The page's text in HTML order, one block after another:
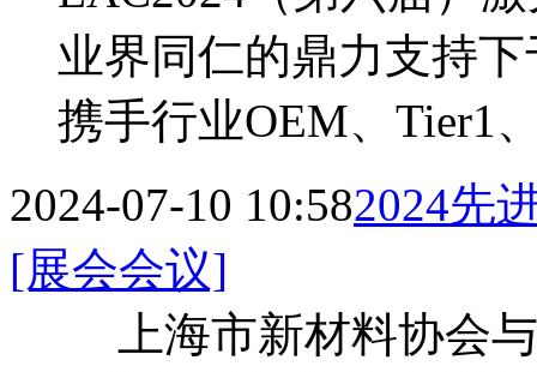
业界同仁的鼎力支持
携手行业OEM、Tier1
2024-07-10 10:582024先
[展会会议]
上海市新材料协会与